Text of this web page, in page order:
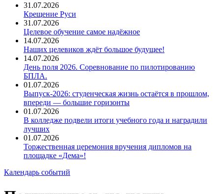
31.07.2026
Крещение Руси
31.07.2026
Целевое обучение самое надёжное
14.07.2026
Наших целевиков ждёт большое будущее!
14.07.2026
День поля 2026. Соревнование по пилотированию
БПЛА.
01.07.2026
Выпуск-2026: студенческая жизнь остаётся в прошлом,
впереди — большие горизонты
01.07.2026
В колледже подвели итоги учебного года и наградили
лучших
01.07.2026
Торжественная церемония вручения дипломов на
площадке «Дема»!
Календарь событий